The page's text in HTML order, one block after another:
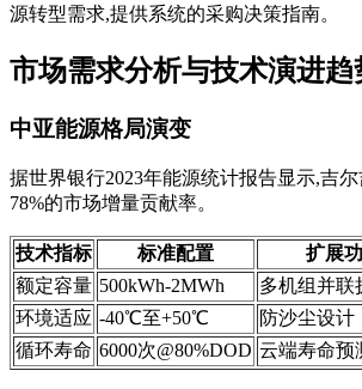
源转型需求,提供系统的采购决策指南。
市场需求分析与技术演进趋
中亚能源格局演变
据世界银行2023年能源统计报告显示,吉
78%的市场增量贡献率。
技术指标 标准配置
扩展
额定容量 500kWh-2MWh
多机组并联
环境适应 -40℃至+50℃
防沙尘设计
循环寿命 6000次@80%DOD 云端寿命预